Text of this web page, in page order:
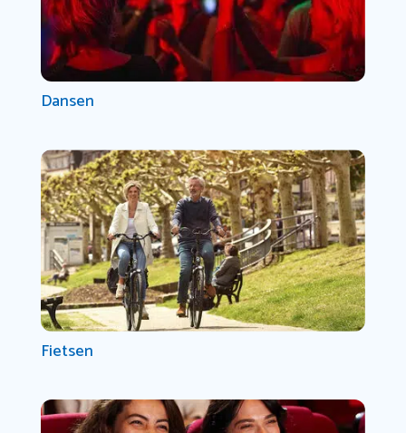
Dansen
Fietsen